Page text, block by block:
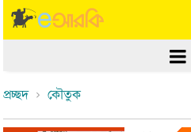
প্রচ্ছদ কৌতুক